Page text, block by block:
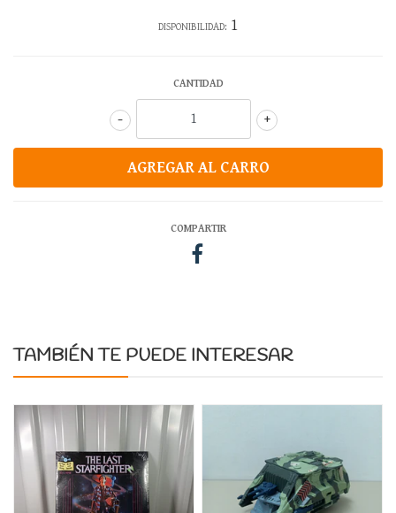
DISPONIBILIDAD: 1
CANTIDAD
+
-
COMPARTIR
TAMBIÉN TE PUEDE INTERESAR